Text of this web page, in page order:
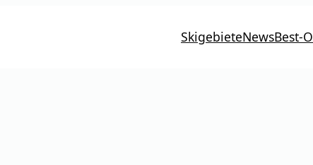
SkigebieteNewsBest-